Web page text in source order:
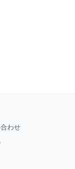
わせ